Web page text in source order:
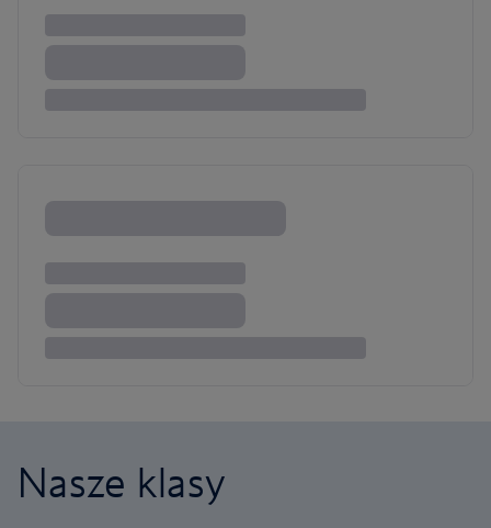
Nasze klasy